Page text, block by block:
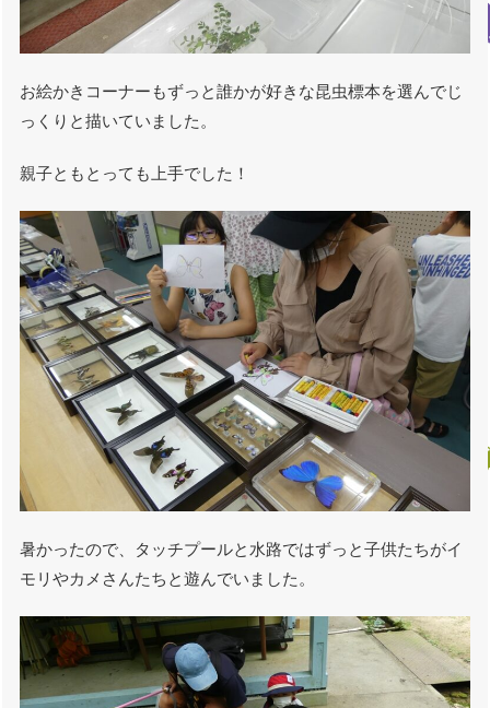
お絵かきコーナーもずっと誰かが好きな昆虫標本を選んでじ
っくりと描いていました。
親子ともとっても上手でした！
暑かったので、タッチプールと水路ではずっと子供たちがイ
モリやカメさんたちと遊んでいました。